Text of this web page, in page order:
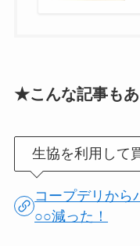
★こんな記事も
生協を利用して
コープデリから
○○減った！